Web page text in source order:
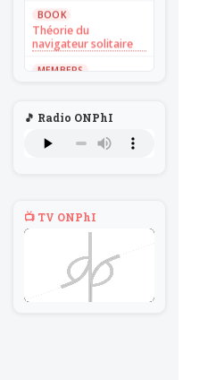
BOOK
Théorie du
navigateur solitaire
MEMBERS
NEWS
Introduire
l'hypothèse en
philosophie
au feu direct
Théorie du
navigateur solitaire
🎵 Radio ONPhI
📺 TV ONPhI